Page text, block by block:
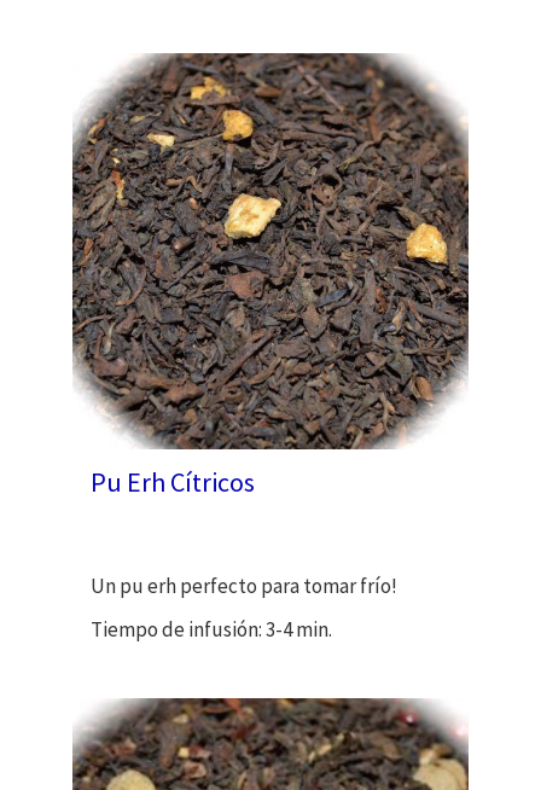
Pu Erh Cítricos
Un pu erh perfecto para tomar frío!
Tiempo de infusión: 3-4 min.